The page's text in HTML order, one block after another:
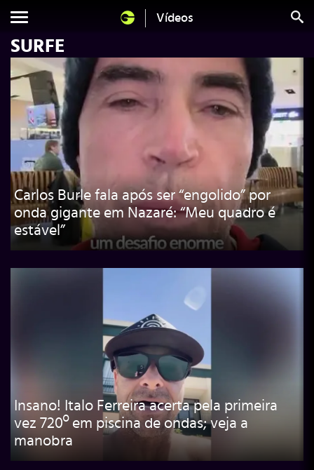
Vídeos
SURFE
Carlos Burle fala após ser “engolido” por
onda gigante em Nazaré: “Meu quadro é
estável”
Insano! Italo Ferreira acerta pela primeira
vez 720º em piscina de ondas; veja a
manobra